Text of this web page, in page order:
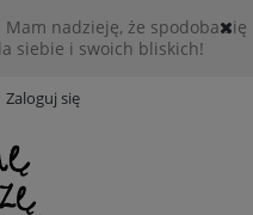
nadzieję, że spodoba się
siebie i swoich bliskich!
Zaloguj się